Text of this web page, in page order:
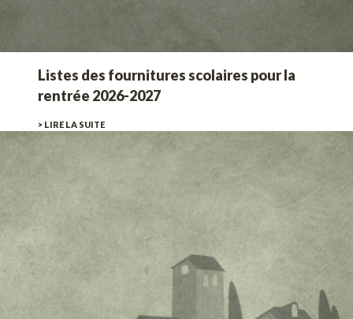
Listes des fournitures scolaires pour la
rentrée 2026-2027
> LIRE LA SUITE